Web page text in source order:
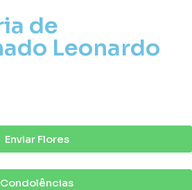
de
Leonardo
Enviar Flores
Condolências